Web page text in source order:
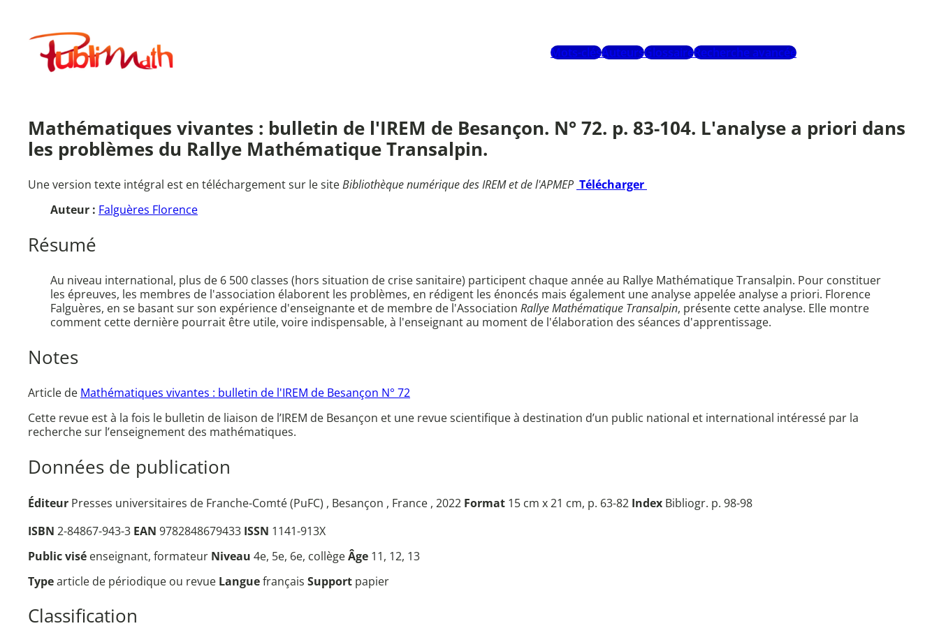
contenuPublimath
Mots-clésAuteursGlossaireRecherche avancée
Mathématiques vivantes : bulletin de l'IREM de Besançon. N° 72. p. 83-104. L'analyse a priori dans
les problèmes du Rallye Mathématique Transalpin.
Une version texte intégral est en téléchargement sur le siteBibliothèque numérique des IREM et de l'APMEP Télécharger
Auteur : Falguères Florence
Résumé
Au niveau international, plus de 6 500 classes (hors situation de crise sanitaire) participent chaque année au Rallye Mathématique Transalpin. Pour constituer
les épreuves, les membres de l'association élaborent les problèmes, en rédigent les énoncés mais également une analyse appelée analyse a priori. Florence
Falguères, en se basant sur son expérience d'enseignante et de membre de l'Association Rallye Mathématique Transalpin, présente cette analyse. Elle montre
comment cette dernière pourrait être utile, voire indispensable, à l'enseignant au moment de l'élaboration des séances d'apprentissage.
Notes
Article de Mathématiques vivantes : bulletin de l'IREM de Besançon N° 72
Cette revue est à la fois le bulletin de liaison de l’IREM de Besançon et une revue scientifique à destination d’un public national et international intéressé par la
recherche sur l’enseignement des mathématiques.
Données de publication
Éditeur Presses universitaires de Franche-Comté (PuFC) , Besançon , France , 2022 Format 15 cm x 21 cm, p. 63-82 Index Bibliogr. p. 98-98
ISBN 2-84867-943-3 EAN 9782848679433 ISSN 1141-913X
Public visé enseignant, formateur Niveau 4e, 5e, 6e, collègeÂge 11, 12, 13
Typearticle de périodique ou revue Languefrançais Support papier
Classification